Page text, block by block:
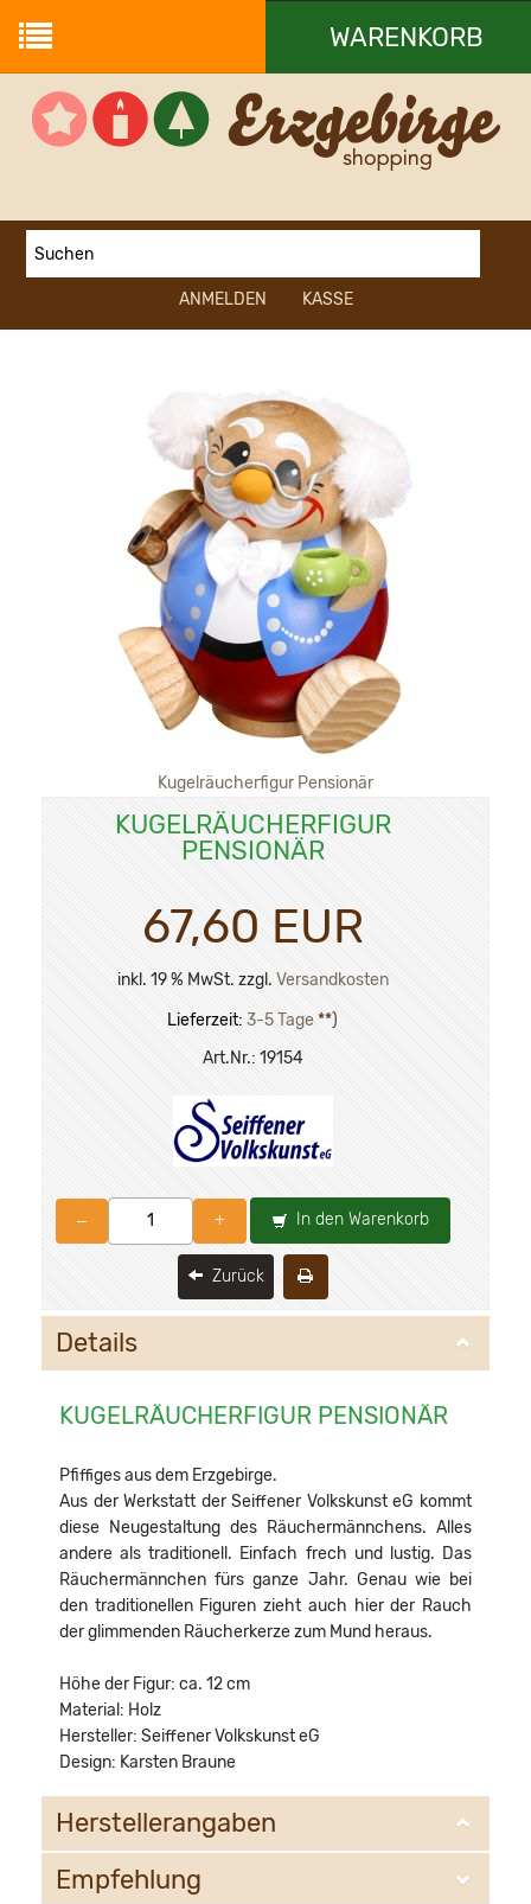
WARENKORB
Ihr Warenkorb ist leer.
ANMELDEN KASSE
Kugelräucherfigur Pensionär
KUGELRÄUCHERFIGUR
PENSIONÄR
67,60 EUR
inkl. 19 % MwSt. zzgl. Versandkosten
Lieferzeit: 3-5 Tage**)
Art.Nr.: 19154
– + In den Warenkorb
Zurück
Details
KUGELRÄUCHERFIGUR PENSIONÄR
Pfiffiges aus dem Erzgebirge.
Aus der Werkstatt der Seiffener Volkskunst eG kommt
diese Neugestaltung des Räuchermännchens. Alles
andere als traditionell. Einfach frech und lustig. Das
Räuchermännchen fürs ganze Jahr. Genau wie bei
den traditionellen Figuren zieht auch hier der Rauch
der glimmenden Räucherkerze zum Mund heraus.
Höhe der Figur: ca. 12 cm
Material: Holz
Hersteller: Seiffener Volkskunst eG
Design: Karsten Braune
Herstellerangaben
Seiffener Volkskunst eG
Empfehlung